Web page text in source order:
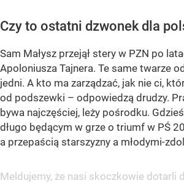
Czy to ostatni dzwonek dla
Sam Małysz przejął stery w PZN po
Apoloniusza Tajnera. Te same twarze
jedni. A kto ma zarządzać, jak nie ci,
od podszewki – odpowiedzą drudzy.
bywa najczęściej, leży pośrodku.
długo będącym w grze o triumf w PŚ
a przepaścią starszyzny a młodymi-
Meldujemy, że nasi skoczkowie dotarli